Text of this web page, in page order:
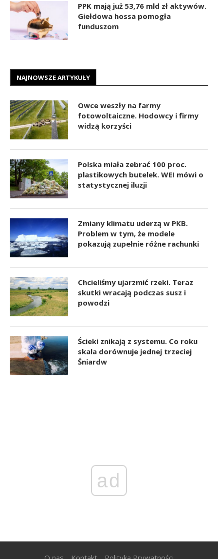
PPK mają już 53,76 mld zł aktywów.
Giełdowa hossa pomogła
funduszom
NAJNOWSZE ARTYKUŁY
Owce weszły na farmy
fotowoltaiczne. Hodowcy i firmy
widzą korzyści
Polska miała zebrać 100 proc.
plastikowych butelek. WEI mówi o
statystycznej iluzji
Zmiany klimatu uderzą w PKB.
Problem w tym, że modele
pokazują zupełnie różne rachunki
Chcieliśmy ujarzmić rzeki. Teraz
skutki wracają podczas susz i
powodzi
Ścieki znikają z systemu. Co roku
skala dorównuje jednej trzeciej
Śniardw
ad